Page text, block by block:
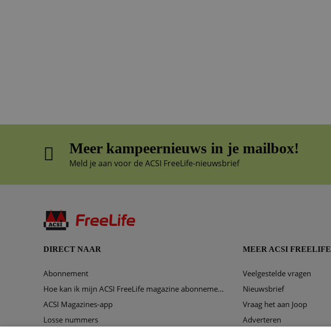
Meer kampeernieuws in je mailbox!
Meld je aan voor de ACSI FreeLife-nieuwsbrief
DIRECT NAAR
Abonnement
Hoe kan ik mijn ACSI FreeLife magazine abonnement opzeggen?
ACSI Magazines-app
Losse nummers
MEER ACSI FREELIFE
Veelgestelde vragen
Nieuwsbrief
Vraag het aan Joop
Adverteren